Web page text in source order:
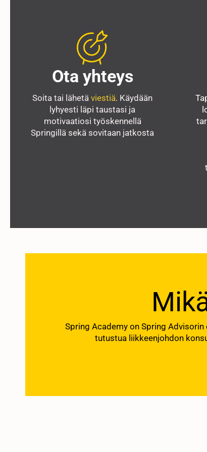
Ota yhteys
Soita tai lähetä viestiä. Käydään
lyhyesti läpi taustasi ja
motivaatiosi työskennellä
Springillä sekä sovitaan jatkosta
Spring Academy on Spring
tutustua liikkeenjohdon